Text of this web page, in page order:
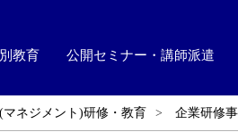
教育 公開セミナー・講師派遣
マネジメント)研修・教育 企業研修